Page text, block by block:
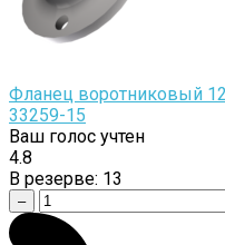
Фланец воротниковый
33259-15
Ваш голос учтен
4.8
В резерве: 13
–